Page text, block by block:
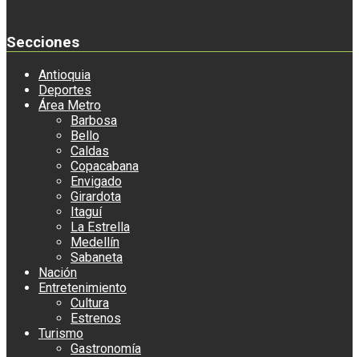
Secciones
Antioquia
Deportes
Área Metro
Barbosa
Bello
Caldas
Copacabana
Envigado
Girardota
Itaguí
La Estrella
Medellín
Sabaneta
Nación
Entretenimiento
Cultura
Estrenos
Turismo
Gastronomía